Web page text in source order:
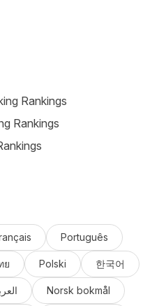
Rankings
Rankings
Português
ย Polski 한국어
Norsk bokmål